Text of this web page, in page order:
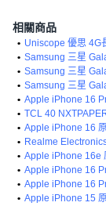
相關商品
• Uniscope 優思 4G
• Samsung 三星
• Samsung 三星
• Samsung 三星
• Apple iPhone 16
• TCL 40
• Apple iPhone 16
• Realme
• Apple iPhone 16e
• Apple iPhone 16
• Apple iPhone 16
• Apple iPhone 15